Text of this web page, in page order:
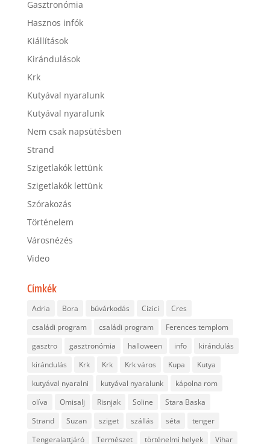
Gasztronómia
Hasznos infók
Kiállítások
Kirándulások
Krk
Kutyával nyaralunk
Kutyával nyaralunk
Nem csak napsütésben
Strand
Szigetlakók lettünk
Szigetlakók lettünk
Szórakozás
Történelem
Városnézés
Video
Címkék
Adria Bora búvárkodás Cizici
Cres
családi program
családi program
Ferences templom
gasztro
gasztronómia halloween info
kirándulás
kirándulás
Krk Krk Krk város Kupa
Kutya
kutyával nyaralni
kutyával nyaralunk
kápolna rom
olíva
Omisalj Risnjak Soline
Stara Baska
Strand
Suzan sziget szállás séta
tenger
Tengeralattjáró
Természet történelmi helyek
Vihar